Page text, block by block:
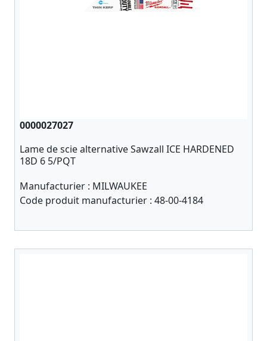
0000027027
Lame de scie alternative Sawzall ICE HARDENED
18D 6 5/PQT
Manufacturier : MILWAUKEE
Code produit manufacturier : 48-00-4184